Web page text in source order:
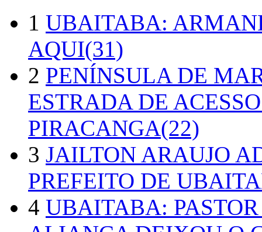
1 UBAITABA:
AQUI(31)
2 PENÍNSULA DE
ESTRADA DE
PIRACANGA(22)
3 JAILTON ARAUJO
PREFEITO DE
4 UBAITABA: